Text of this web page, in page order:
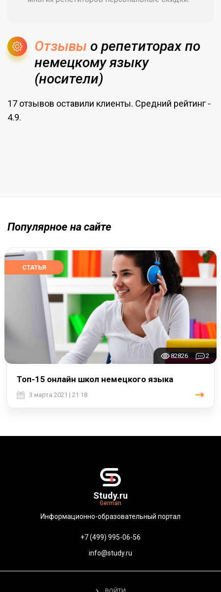
Отзывы о репетиторах по
немецкому языку
(носители)
17 отзывов оставили клиенты. Средний рейтинг -
4.9.
Популярное на сайте
СТАТЬЯ
82826 2
Топ-15 онлайн школ немецкого языка
3 марта 2021 | 21:18
Study.ru
German
Информационно-образовательный портал
+7 (499) 995-06-56
info@study.ru